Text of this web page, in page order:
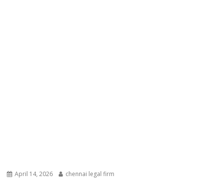
April 14, 2026 chennai legal firm